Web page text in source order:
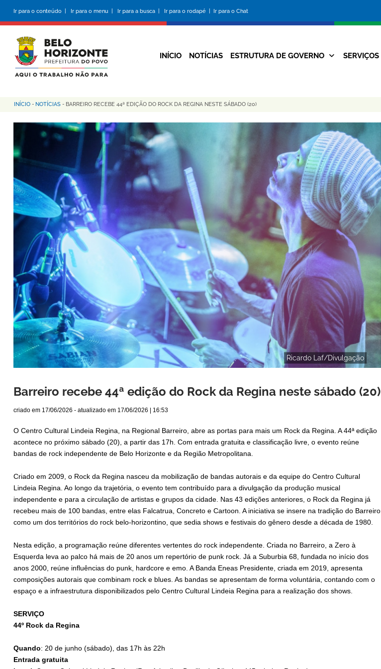
conteúdo
principal
Ir para o conteúdo | Ir para o menu | Ir para a busca | Ir para o rodapé | Ir para o Chat
da
Prefeitura
Navegação
INÍCIO NOTÍCIAS ESTRUTURA DE GOVERNO SERVIÇOS
Trilha
de
navegação
INÍCIO - NOTÍCIAS - BARREIRO RECEBE 44ª EDIÇÃO DO ROCK DA REGINA NESTE SÁBADO (20)
Ricardo Laf/Divulgação
Barreiro recebe 44ª edição do Rock da Regina neste sábado (20)
criado em 17/06/2026 - atualizado em 17/06/2026 | 16:53
O Centro Cultural Lindeia Regina, na Regional Barreiro, abre as portas para mais um Rock da Regina. A 44ª edição
acontece no próximo sábado (20), a partir das 17h. Com entrada gratuita e classificação livre, o evento reúne
bandas de rock independente de Belo Horizonte e da Região Metropolitana.
Criado em 2009, o Rock da Regina nasceu da mobilização de bandas autorais e da equipe do Centro Cultural
Lindeia Regina. Ao longo da trajetória, o evento tem contribuído para a divulgação da produção musical
independente e para a circulação de artistas e grupos da cidade. Nas 43 edições anteriores, o Rock da Regina já
recebeu mais de 100 bandas, entre elas Falcatrua, Concreto e Cartoon. A iniciativa se insere na tradição do Barreiro
como um dos territórios do rock belo-horizontino, que sedia shows e festivais do gênero desde a década de 1980.
Nesta edição, a programação reúne diferentes vertentes do rock independente. Criada no Barreiro, a Zero à
Esquerda leva ao palco há mais de 20 anos um repertório de punk rock. Já a Suburbia 68, fundada no início dos
anos 2000, reúne influências do punk, hardcore e emo. A Banda Eneas Presidente, criada em 2019, apresenta
composições autorais que combinam rock e blues. As bandas se apresentam de forma voluntária, contando com o
espaço e a infraestrutura disponibilizados pelo Centro Cultural Lindeia Regina para a realização dos shows.
SERVIÇO
44º Rock da Regina
Quando: 20 de junho (sábado), das 17h às 22h
Entrada gratuita